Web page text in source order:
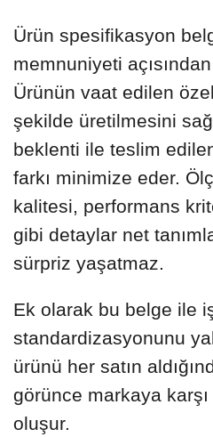
Ürün spesifikasyon
memnuniyeti
Ürünün vaat edilen
şekilde üretilmesini
beklenti ile teslim
farkı minimize eder.
kalitesi, performans
gibi detaylar net
sürpriz yaşatmaz.
Ek olarak bu belge ile
standardizasyonunu
ürünü her satın
görünce markaya
oluşur.